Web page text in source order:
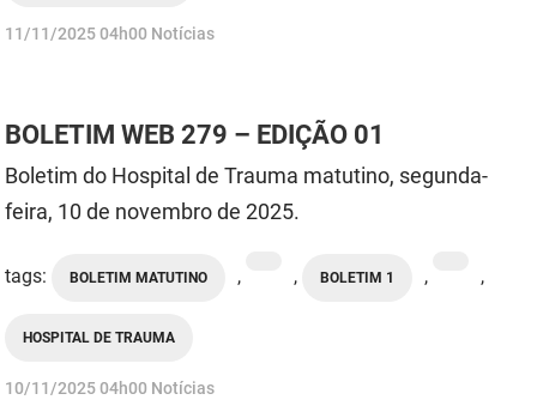
publicado
11/11/202504h00 Notícias
BOLETIM WEB 279 – EDIÇÃO 01
Boletim do Hospital de Trauma matutino, segunda-
feira, 10 de novembro de 2025.
tags: BOLETIM MATUTINO , , BOLETIM 1 , ,
HOSPITAL DE TRAUMA
publicado
10/11/202504h00 Notícias